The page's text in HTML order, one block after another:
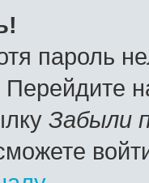
пароль
Перейдите
Забыли